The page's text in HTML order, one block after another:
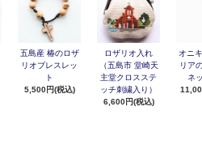
五島産 椿のロザ
リオブレスレッ
ト
5,500円(税込)
ロザリオ入れ
（五島市 堂崎天
主堂クロスステ
ッチ刺繍入り）
6,600円(税込)
オニ
リア
ネ